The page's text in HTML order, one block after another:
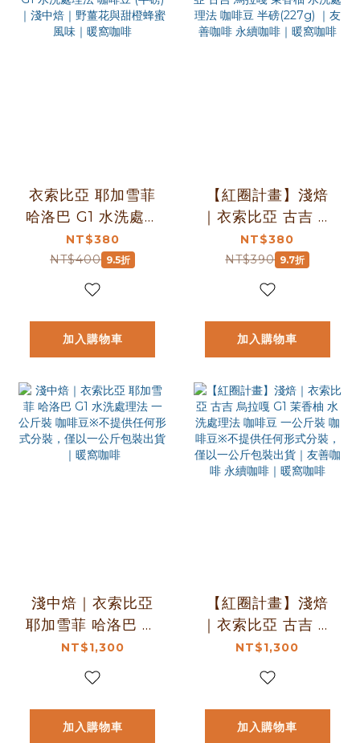
衣索比亞 耶加雪菲
哈洛巴 G1 水洗處理
法 咖啡豆 (半磅)｜
淺中焙｜野薑花與
甜橙蜂蜜風味｜暖
NT$380
NT$400 9.5折
加入購物車
【紅圈計畫】淺焙
｜衣索比亞 古吉 烏
拉嘎 茉香柚 水洗處
理法 咖啡豆 半磅
(227g) ｜友善咖啡
啡
NT$380
NT$390 9.7折
加入購物車
淺中焙｜衣索比亞
耶加雪菲 哈洛巴 G1
水洗處理法 一公斤
裝 咖啡豆※不提供
任何形式分裝，僅
以一公斤包裝出貨
｜暖窩咖啡
NT$1,300
加入購物車
【紅圈計畫】淺焙
｜衣索比亞 古吉 烏
拉嘎 G1 茉香柚 水
洗處理法 咖啡豆 一
公斤裝 咖啡豆※不
提供任何形式分
裝，僅以一公斤包
NT$1,300
加入購物車